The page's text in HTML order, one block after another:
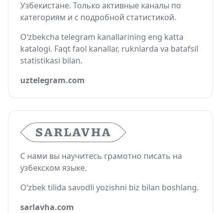
Узбекистане. Только активные каналы по
категориям и с подробной статистикой.
O‘zbekcha telegram kanallarining eng katta
katalogi. Faqt faol kanallar, ruknlarda va batafsil
statistikasi bilan.
uztelegram.com
С нами вы научитесь грамотно писать на
узбекском языке.
O‘zbek tilida savodli yozishni biz bilan boshlang.
sarlavha.com